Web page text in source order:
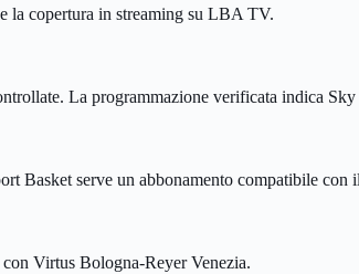
la copertura in streaming su LBA TV.
La programmazione verificata indica
Basket serve un abbonamento compatibile con
Virtus Bologna-Reyer Venezia.